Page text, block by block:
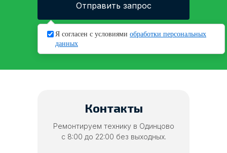
Нажимая кнопку, вы даете согласие на
обработку своих
персональных данных
Отправить запрос
Контакты
Ремонтируем технику в Одинцово
с 8:00 до 22:00 без выходных.
Я согласен с условиями обработки персональных
данных